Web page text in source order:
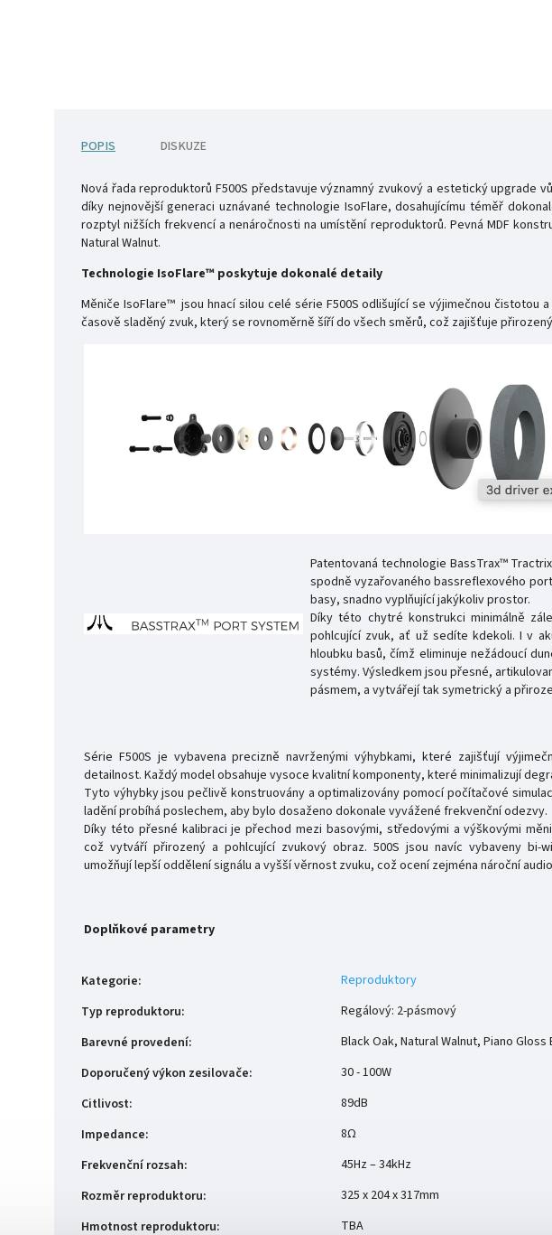
POPIS DISKUZE
Nová řada reproduktorů F500S představuje významný zvukový a estetický upgrade
díky nejnovější generaci uznávané technologie IsoFlare, dosahujícímu téměř
rozptyl nižších frekvencí a nenáročnosti na umístění reproduktorů. Pevná MDF
Natural Walnut.
Technologie IsoFlare™ poskytuje dokonalé detaily
Měniče IsoFlare™ jsou hnací silou celé série F500S odlišující se výjimečnou
časově sladěný zvuk, který se rovnoměrně šíří do všech směrů, což zajišťuje
Patentovaná technologie BassTrax™
spodně vyzařovaného bassreflexového
basy, snadno vyplňující jakýkoliv prostor.
Díky této chytré konstrukci minimálně
pohlcující zvuk, ať už sedíte kdekoli. I v
hloubku basů, čímž eliminuje nežádoucí
systémy. Výsledkem jsou přesné,
pásmem, a vytvářejí tak symetrický a
Série F500S je vybavena precizně navrženými výhybkami, které zajišťují
detailnost. Každý model obsahuje vysoce kvalitní komponenty, které minimalizují
Tyto výhybky jsou pečlivě konstruovány a optimalizovány pomocí počítačové
ladění probíhá poslechem, aby bylo dosaženo dokonale vyvážené frekvenční odezvy.
Díky této přesné kalibraci je přechod mezi basovými, středovými a výškovými
což vytváří přirozený a pohlcující zvukový obraz. 500S jsou navíc vybaveny bi-
umožňují lepší oddělení signálu a vyšší věrnost zvuku, což ocení zejména nároční
Doplňkové parametry
Kategorie:
Reproduktory
Typ reproduktoru:
Regálový: 2-pásmový
Barevné provedení:
Black Oak, Natural Walnut, Piano Gloss
Doporučený výkon zesilovače:
30 - 100W
Citlivost:
89dB
Impedance:
8Ω
Frekvenční rozsah:
45Hz – 34kHz
Rozměr reproduktoru:
325 x 204 x 317mm
Hmotnost reproduktoru: TBA